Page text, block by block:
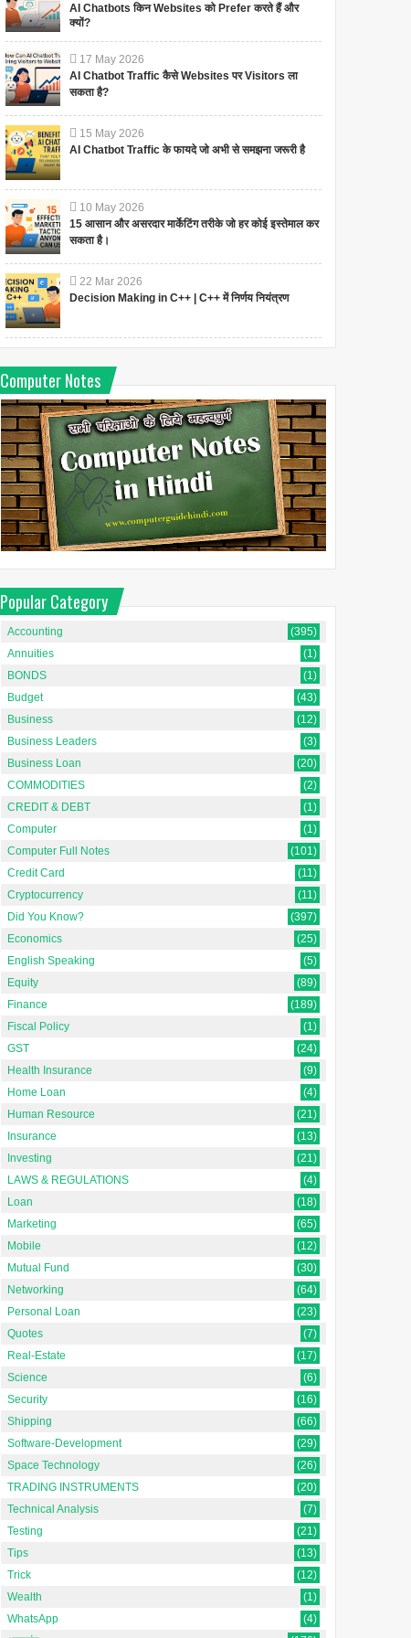
AI Chatbots किन Websites को Prefer करते हैं और
क्यों?
17 May 2026
AI Chatbot Traffic कैसे Websites पर Visitors ला
सकता है?
15 May 2026
AI Chatbot Traffic के फायदे जो अभी से समझना जरूरी है
10 May 2026
15 आसान और असरदार मार्केटिंग तरीके जो हर कोई इस्तेमाल कर
सकता है।
22 Mar 2026
Decision Making in C++ | C++ में निर्णय नियंत्रण
Computer Notes
Popular Category
Accounting
(395)
Annuities
(1)
BONDS
(1)
Budget
(43)
Business
(12)
Business Leaders
(3)
Business Loan
(20)
COMMODITIES
(2)
CREDIT & DEBT
(1)
Computer
(1)
Computer Full Notes
(101)
Credit Card
(11)
Cryptocurrency
(11)
Did You Know?
(397)
Economics
(25)
English Speaking
(5)
Equity
(89)
Finance
(189)
Fiscal Policy
(1)
GST
(24)
Health Insurance
(9)
Home Loan
(4)
Human Resource
(21)
Insurance
(13)
Investing
(21)
LAWS & REGULATIONS
(4)
Loan
(18)
Marketing
(65)
Mobile
(12)
Mutual Fund
(30)
Networking
(64)
Personal Loan
(23)
Quotes
(7)
Real-Estate
(17)
Science
(6)
Security
(16)
Shipping
(66)
Software-Development
(29)
Space Technology
(26)
TRADING INSTRUMENTS
(20)
Technical Analysis
(7)
Testing
(21)
Tips
(13)
Trick
(12)
Wealth
(1)
WhatsApp
(4)